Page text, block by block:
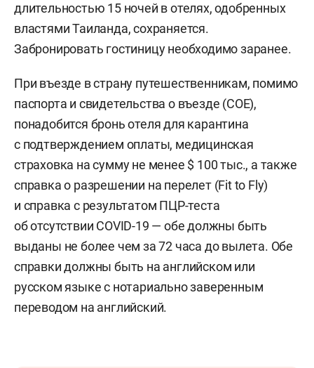
длительностью 15 ночей в отелях, одобренных
властями Таиланда, сохраняется.
Забронировать гостиницу необходимо заранее.
При въезде в страну путешественникам, помимо
паспорта и свидетельства о въезде (COE),
понадобится бронь отеля для карантина
с подтверждением оплаты, медицинская
страховка на сумму не менее $ 100 тыс., а также
справка о разрешении на перелет (Fit to Fly)
и справка с результатом ПЦР-теста
об отсутствии COVID-19 — обе должны быть
выданы не более чем за 72 часа до вылета. Обе
справки должны быть на английском или
русском языке с нотариально заверенным
переводом на английский.